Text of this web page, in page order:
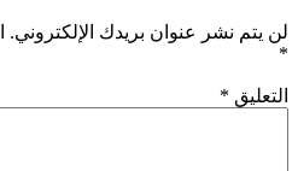
لن يتم نشر عنوان بريدك الإلكتروني.
*
التعليق *